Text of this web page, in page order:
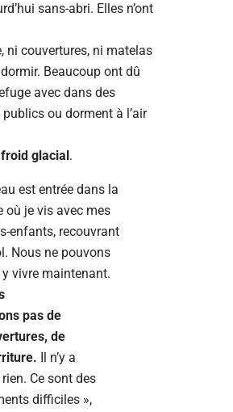
sans-abri. Elles n’ont
ni couvertures, ni matelas
Beaucoup ont dû
avec dans des
ou dorment à l’air
glacial.
est entrée dans la
où je vis avec mes
enfants, recouvrant
Nous ne pouvons
vivre maintenant.
pas de
de
Il n’y a
Ce sont des
difficiles »,